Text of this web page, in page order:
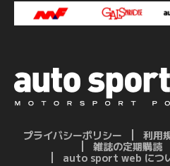
プライバシーポリシー 利用
雑誌の定期購読
auto sport web につ